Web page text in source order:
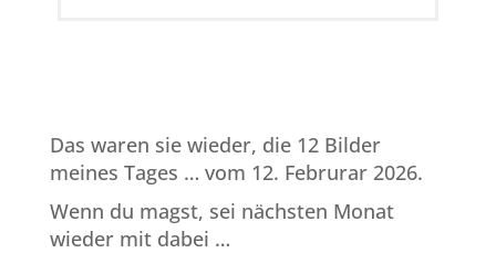
Das waren sie wieder, die 12 Bilder
meines Tages … vom 12. Februrar 2026.
Wenn du magst, sei nächsten Monat
wieder mit dabei …